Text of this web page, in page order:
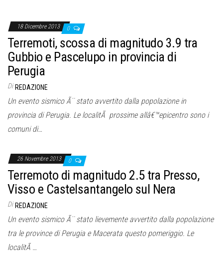
18 Dicembre 2013 0
Terremoti, scossa di magnitudo 3.9 tra
Gubbio e Pascelupo in provincia di
Perugia
Di REDAZIONE
Un evento sismico Ã¨ stato avvertito dalla popolazione in
provincia di Perugia. Le localitÃ prossime allâ€™epicentro sono i
comuni di…
26 Novembre 2013 0
Terremoto di magnitudo 2.5 tra Presso,
Visso e Castelsantangelo sul Nera
Di REDAZIONE
Un evento sismico Ã¨ stato lievemente avvertito dalla popolazione
tra le province di Perugia e Macerata questo pomeriggio. Le
localitÃ …